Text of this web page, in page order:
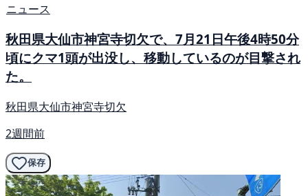
ニュース
秋田県大仙市神宮寺切欠で、7月21日午後4時50分
頃にクマ1頭が出没し、移動しているのが目撃され
た。
秋田県大仙市神宮寺切欠
2週間前
保存